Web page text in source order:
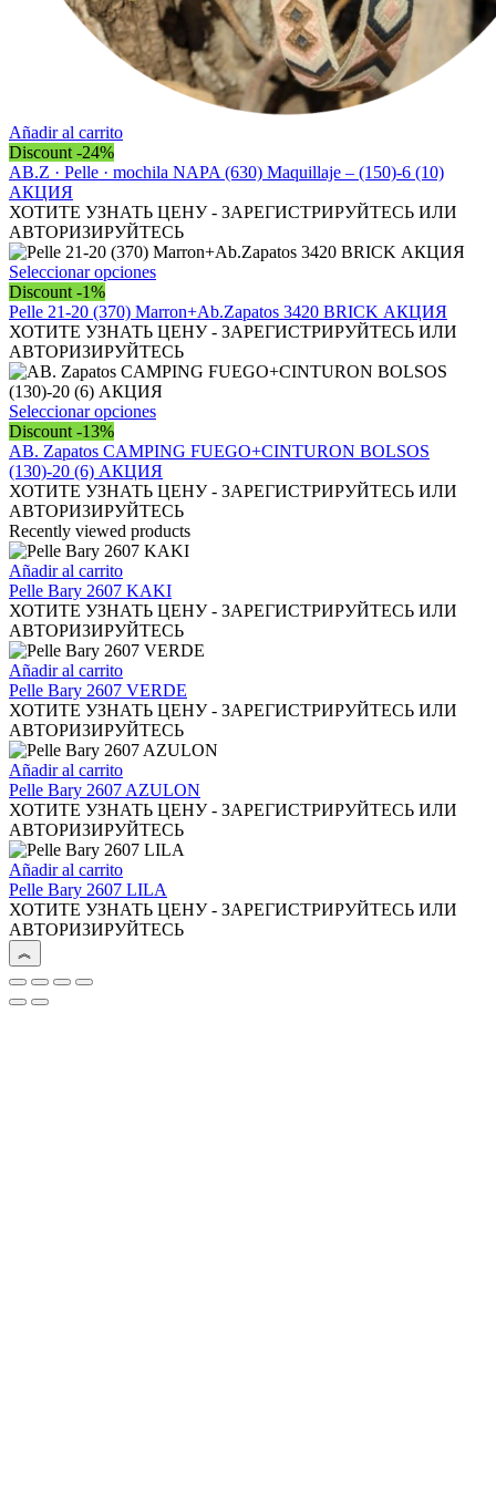
Añadir al carrito
Discount -24%
AB.Z · Pelle · mochila NAPA (630) Maquillaje – (150)-6 (10)
АКЦИЯ
ХОТИТЕ УЗНАТЬ ЦЕНУ - ЗАРЕГИСТРИРУЙТЕСЬ ИЛИ
АВТОРИЗИРУЙТЕСЬ
Seleccionar opcionesEste
tiene
múltiples
variantes.
Las
opciones
se
elegir
en
la
página
de
producto
Discount -1%
Pelle 21-20 (370) Marron+Ab.Zapatos 3420 BRICK АКЦИЯ
ХОТИТЕ УЗНАТЬ ЦЕНУ - ЗАРЕГИСТРИРУЙТЕСЬ ИЛИ
АВТОРИЗИРУЙТЕСЬ
Seleccionar opcionesEste
tiene
múltiples
variantes.
Las
opciones
se
elegir
en
la
página
producto
Discount -13%
АВ. Zapatos CAMPING FUEGO+CINTURON BOLSOS
(130)-20 (6) АКЦИЯ
ХОТИТЕ УЗНАТЬ ЦЕНУ - ЗАРЕГИСТРИРУЙТЕСЬ ИЛИ
АВТОРИЗИРУЙТЕСЬ
Recently viewed products
Añadir al carrito
Pelle Bary 2607 KAKI
ХОТИТЕ УЗНАТЬ ЦЕНУ - ЗАРЕГИСТРИРУЙТЕСЬ ИЛИ
АВТОРИЗИРУЙТЕСЬ
Añadir al carrito
Pelle Bary 2607 VERDE
ХОТИТЕ УЗНАТЬ ЦЕНУ - ЗАРЕГИСТРИРУЙТЕСЬ ИЛИ
АВТОРИЗИРУЙТЕСЬ
Añadir al carrito
Pelle Bary 2607 AZULON
ХОТИТЕ УЗНАТЬ ЦЕНУ - ЗАРЕГИСТРИРУЙТЕСЬ ИЛИ
АВТОРИЗИРУЙТЕСЬ
Añadir al carrito
Pelle Bary 2607 LILA
ХОТИТЕ УЗНАТЬ ЦЕНУ - ЗАРЕГИСТРИРУЙТЕСЬ ИЛИ
АВТОРИЗИРУЙТЕСЬ